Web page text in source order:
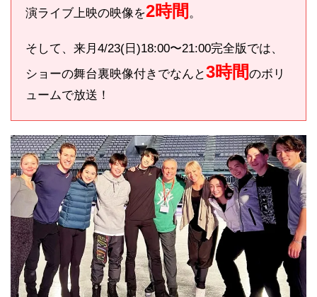
演ライブ上映の映像を2時間 。
そして、来月4/23(日)18:00〜21:00完全版では、
ショーの舞台裏映像付きでなんと3時間のボリ
ュームで放送！